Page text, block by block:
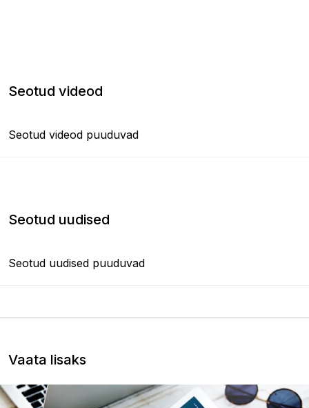
Seotud videod
Seotud videod puuduvad
Seotud uudised
Seotud uudised puuduvad
Vaata lisaks